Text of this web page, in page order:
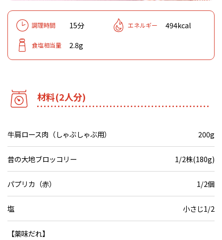
調理時間 15分 エネルギー 494kcal
食塩相当量 2.8g
材料(2人分)
牛肩ロース肉（しゃぶしゃぶ用） 200g
昔の大地ブロッコリー 1/2株(180g)
パプリカ（赤） 1/2個
塩 小さじ1/2
【薬味だれ】